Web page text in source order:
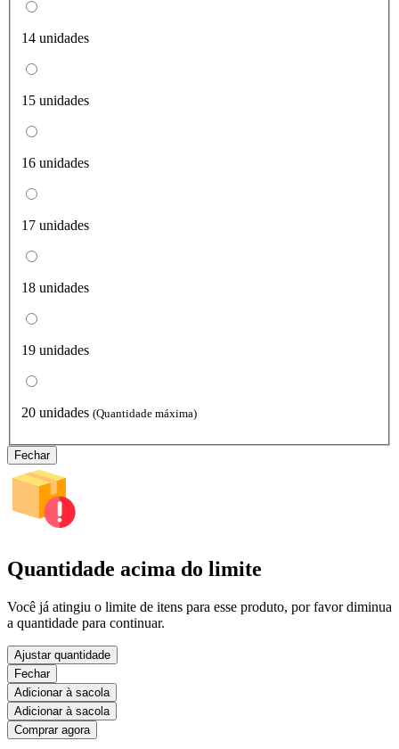
14 unidades
15 unidades
16 unidades
17 unidades
18 unidades
19 unidades
20 unidades (Quantidade máxima)
Fechar
Quantidade acima do limite
Você já atingiu o limite de itens para esse produto, por favor diminua
a quantidade para continuar.
Ajustar quantidade
Fechar
Adicionar à sacola
Adicionar à sacola
Comprar agora